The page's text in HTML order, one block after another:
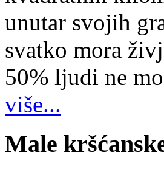
unutar svojih
svatko mora
50% ljudi ne
više...
Male